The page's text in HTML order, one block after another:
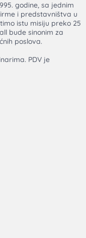
godine, sa jednim
i predstavništva u
istu misiju preko 25
bude sinonim za
poslova.
PDV je